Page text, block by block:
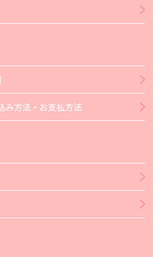
み方法・お支払方法